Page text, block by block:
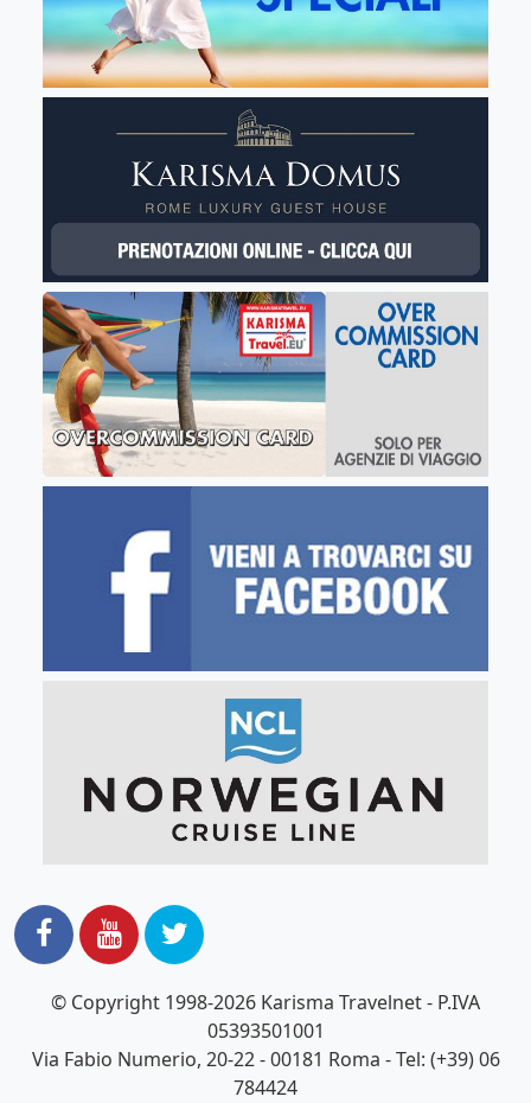
© Copyright 1998-2026 Karisma Travelnet - P.IVA
05393501001
Via Fabio Numerio, 20-22 - 00181 Roma - Tel: (+39) 06
784424